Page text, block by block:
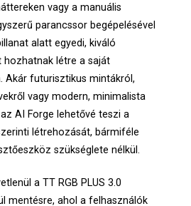
vagy a manuális
parancssor begépelésével
alatt egyedi, kiváló
hozhatnak létre a saját
Akár futurisztikus mintákról,
vagy modern, minimalista
AI Forge lehetővé teszi a
létrehozását, bármiféle
szükséglete nélkül.
a TT RGB PLUS 3.0
mentésre, ahol a felhasználók